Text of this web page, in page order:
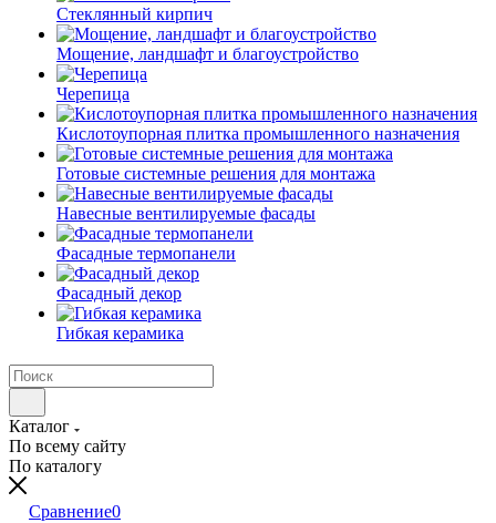
Cтеклянный кирпич
Мощение, ландшафт и благоустройство
Черепица
Кислотоупорная плитка промышленного назначения
Готовые системные решения для монтажа
Навесные вентилируемые фасады
Фасадные термопанели
Фасадный декор
Гибкая керамика
Каталог
По всему сайту
По каталогу
Сравнение0